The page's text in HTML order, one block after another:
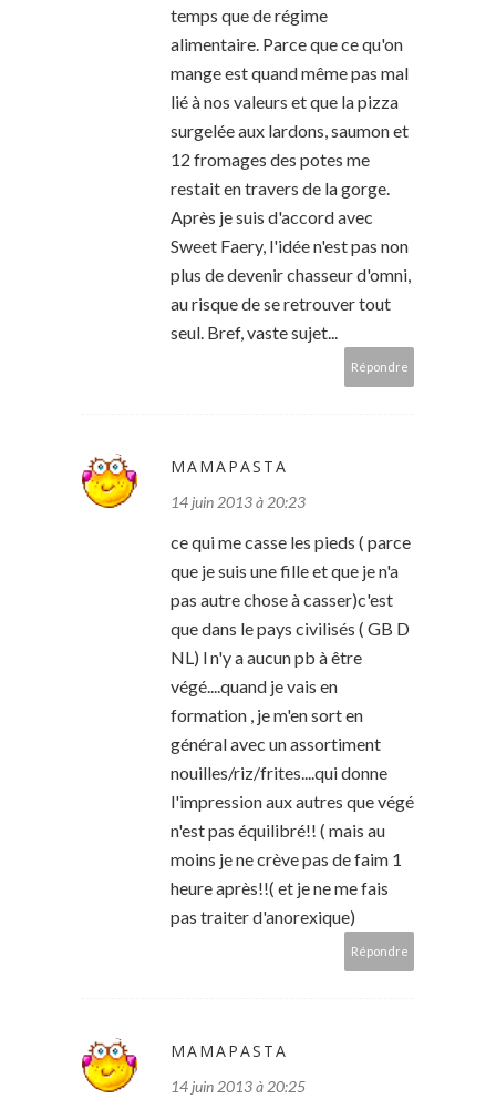
temps que de régime
alimentaire. Parce que ce qu'on
mange est quand même pas mal
lié à nos valeurs et que la pizza
surgelée aux lardons, saumon et
12 fromages des potes me
restait en travers de la gorge.
Après je suis d'accord avec
Sweet Faery, l'idée n'est pas non
plus de devenir chasseur d'omni,
au risque de se retrouver tout
seul. Bref, vaste sujet...
Répondre
MAMAPASTA
14 juin 2013 à 20:23
ce qui me casse les pieds ( parce
que je suis une fille et que je n'a
pas autre chose à casser)c'est
que dans le pays civilisés ( GB D
NL) l n'y a aucun pb à être
végé....quand je vais en
formation , je m'en sort en
général avec un assortiment
nouilles/riz/frites....qui donne
l'impression aux autres que végé
n'est pas équilibré!! ( mais au
moins je ne crève pas de faim 1
heure après!!( et je ne me fais
pas traiter d'anorexique)
Répondre
MAMAPASTA
14 juin 2013 à 20:25